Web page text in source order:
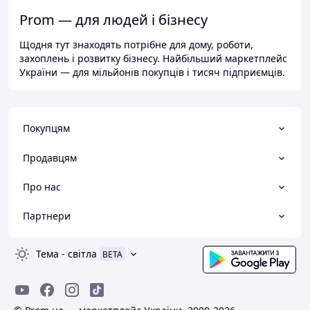
Prom — для людей і бізнесу
Щодня тут знаходять потрібне для дому, роботи,
захоплень і розвитку бізнесу. Найбільший маркетплейс
України — для мільйонів покупців і тисяч підприємців.
Покупцям
Продавцям
Про нас
Партнери
Тема - світла BETA